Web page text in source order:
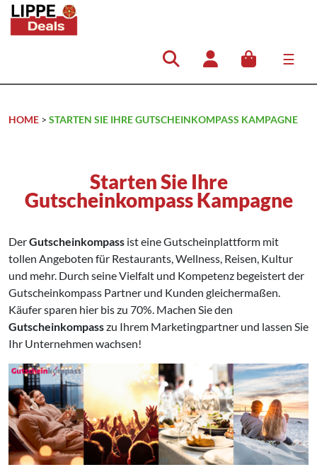
☰
Hauptnavigation
HOME > STARTEN SIE IHRE GUTSCHEINKOMPASS KAMPAGNE
Starten Sie Ihre
Gutscheinkompass Kampagne
DerGutscheinkompass ist eine Gutscheinplattform mit
tollen Angeboten für Restaurants, Wellness, Reisen, Kultur
und mehr. Durch seine Vielfalt und Kompetenz begeistert der
Gutscheinkompass Partner und Kunden gleichermaßen.
Käufer sparen hier bis zu 70%. Machen Sie den
Gutscheinkompasszu Ihrem Marketingpartner und lassen Sie
Ihr Unternehmen wachsen!